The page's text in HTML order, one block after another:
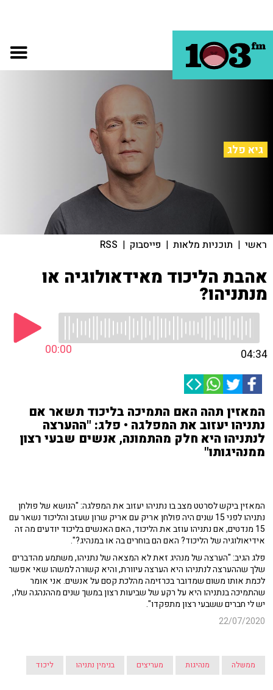
גיא פלג
ראשי | תוכניות מלאות | פייסבוק |
RSS
אהבת הליכוד מאידאולוגיה או
מנתניהו?
00:00 04:34
המאזין תהה האם התמיכה בליכוד תשאר אם
נתניהו יעזוב את המפלגה • פלג: "ההערצה
לנתניהו היא חלק מהתמונה, אנשים שבעי רצון
ממנהיגותו"
המאזין ביקש לסרטט מצב בו נתניהו יעזוב את המפלגה: "הנושא של פולחן
נתניהו לפני 15 שנים היה פולחן אריק עם אריק שרון שעזב והליכוד נשאר עם
15 מנדטים, אם נתניהו עוזב את הליכוד, האם האנשים בליכוד יודעים מה זה
אידיאולוגיה של הליכוד? האם הם בוחרים בה או במנהיג?".
פלג הגיב: "הערצה של מנהיג זאת לא המצאה של נתניהו, משתמע מהדברים
שלך שההערצה לנתניהו היא הערצה עיוורת, והיא קשורה למשהו שאי אפשר
לכמת אותו משום שמדובר בכרזימה מהלכת קסם על אנשים. אני אומר
שהתמיכה בנתניהו היא על רקע של שביעות רצון במשך שנים מההנהגה שלו,
יש לי חברים ששבעי רצון מתפקדו".
22/07/2020
ממשלה מנהיגות מעריצים בנימין נתניהו ליכוד